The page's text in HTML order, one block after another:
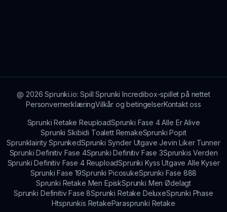
@ 2026 Sprunki.io: Spill Sprunki Incredibox-spillet på nettet
PersonvernerklæringVilkår og betingelserKontakt oss
Sprunki Retake ReuploadSprunki Fase 4 Alle Er Alive
Sprunki Skibidi Toalett RemakeSprunki Popit
Sprunklairity SprunkedSprunki Synder Utgave Jevin Liker Tunner
Sprunki Definitiv Fase 4Sprunki Definitiv Fase 3Sprunkis Verden
Sprunki Definitiv Fase 4 ReuploadSprunki Kyss Utgave Alle Kyser
Sprunki Fase 19Sprunki PicosukeSprunki Fase 888
Sprunki Retake Men EpiskSprunki Men Ødelagt
Sprunki Definitiv Fase 8Sprunki Retake DeluxeSprunki Phase
Htsprunkis RetakeParasprunki Retake